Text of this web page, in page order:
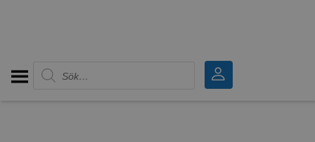
Produktsökning